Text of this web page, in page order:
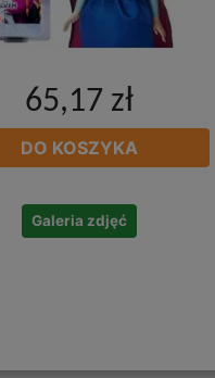
65,17 zł
DO KOSZYKA
Galeria zdjęć